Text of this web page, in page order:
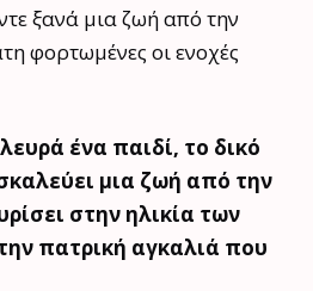
ξανά μια ζωή από την
φορτωμένες οι ενοχές
ένα παιδί, το δικό
μια ζωή από την
στην ηλικία των
πατρική αγκαλιά που